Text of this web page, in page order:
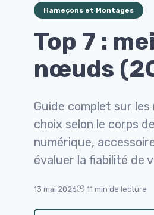
Hameçons et Montages
Top 7 :
nœuds
Guide complet sur
choix selon le corps
numérique,
évaluer la fiabilité de
13 mai 2026 11 min de lecture